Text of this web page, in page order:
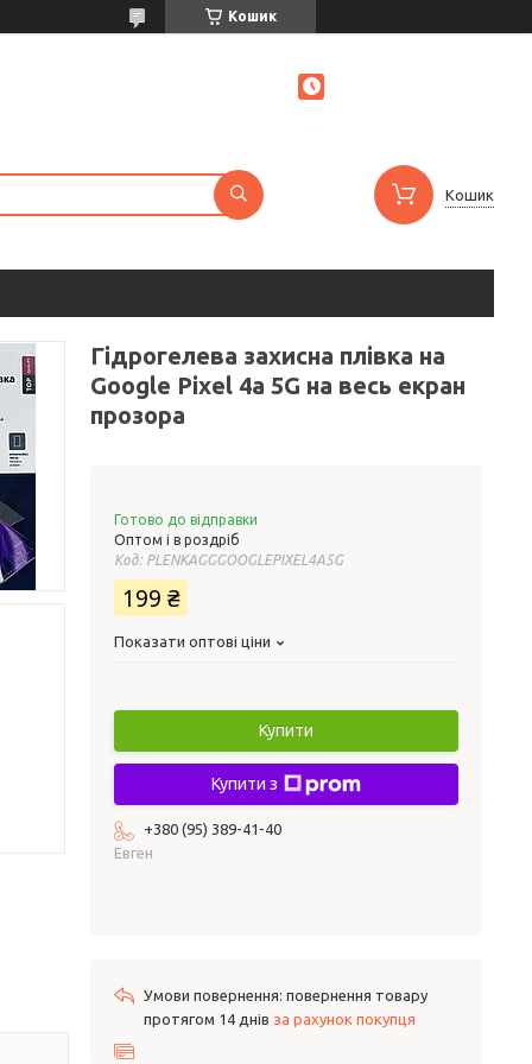
Кошик
Кошик
Гідрогелева захисна плівка на
Google Pixel 4a 5G на весь екран
прозора
Готово до відправки
Оптом і в роздріб
Код: PLENKAGGGOOGLEPIXEL4A5G
199 ₴
Показати оптові ціни
Купити
Купити з
+380 (95) 389-41-40
Евген
повернення товару
протягом 14 днів за рахунок покупця